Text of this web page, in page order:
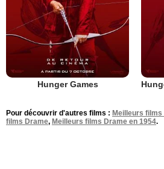
Hunger Games
Pour découvrir d'autres films : Meilleurs films
films Drame, Meilleurs films Drame en 1954.